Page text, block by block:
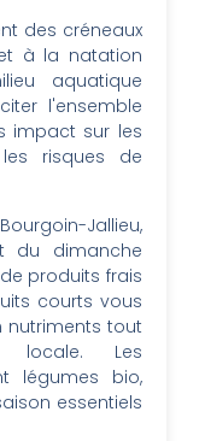
des créneaux
à la natation
aquatique
l'ensemble
impact sur les
risques de
Jallieu,
du dimanche
produits frais
courts vous
nutriments tout
locale. Les
légumes bio,
essentiels